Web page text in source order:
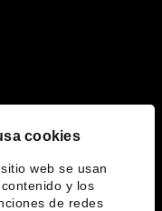
cookies
web se usan
y los
de redes